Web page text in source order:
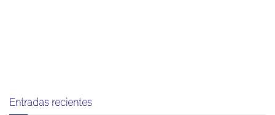
Entradas recientes